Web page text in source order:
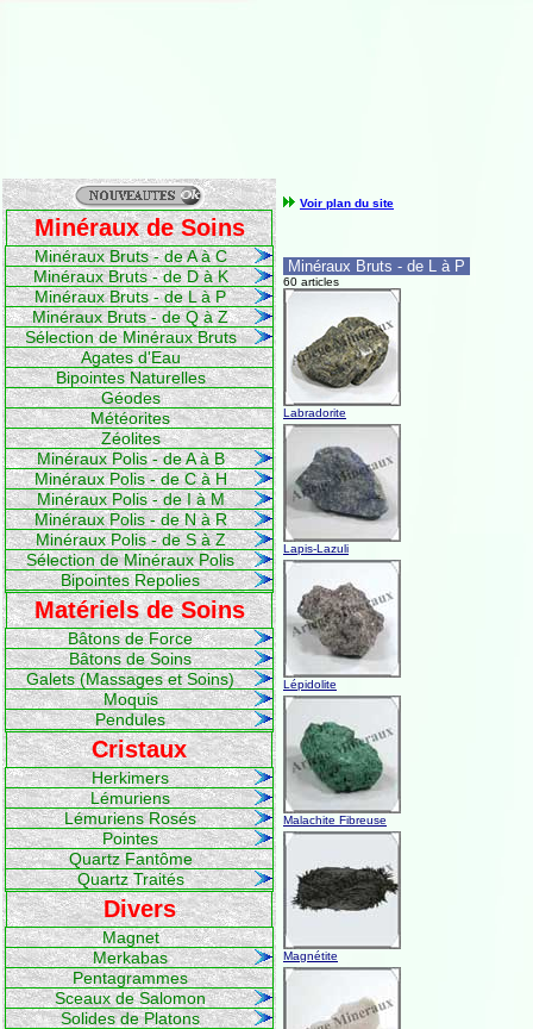
Minéraux de Soins
Minéraux Bruts - de A à C
Minéraux Bruts - de D à K
Minéraux Bruts - de L à P
Minéraux Bruts - de Q à Z
Sélection de Minéraux Bruts
Agates d'Eau
Bipointes Naturelles
Géodes
Météorites
Zéolites
Minéraux Polis - de A à B
Minéraux Polis - de C à H
Minéraux Polis - de I à M
Minéraux Polis - de N à R
Minéraux Polis - de S à Z
Sélection de Minéraux Polis
Bipointes Repolies
Matériels de Soins
Bâtons de Force
Bâtons de Soins
Galets (Massages et Soins)
Moquis
Pendules
Cristaux
Herkimers
Lémuriens
Lémuriens Rosés
Pointes
Quartz Fantôme
Quartz Traités
Divers
Magnet
Merkabas
Pentagrammes
Sceaux de Salomon
Solides de Platons
Voir plan du site
Minéraux Bruts - de L à P
60 articles
Labradorite
Lapis-Lazuli
Lépidolite
Malachite Fibreuse
Magnétite